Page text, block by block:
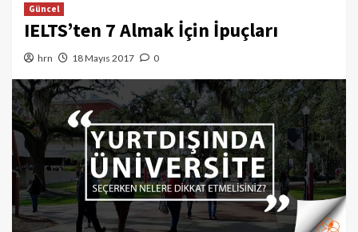
Güncel
IELTS’ten 7 Almak İçin İpuçları
hrn 18 Mayıs 2017 0